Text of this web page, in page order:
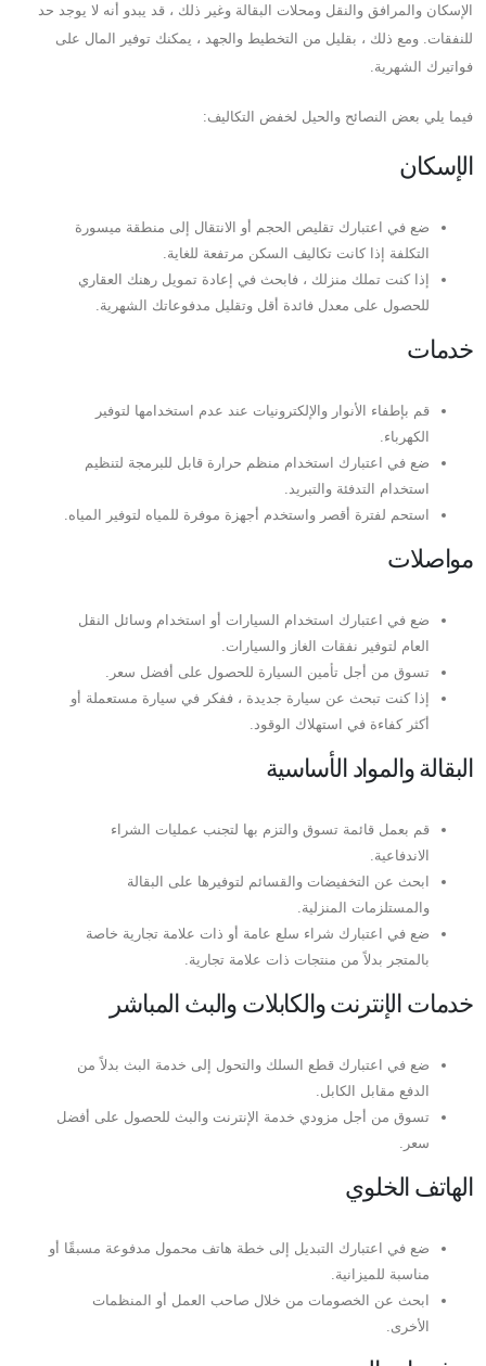
الإسكان والمرافق والنقل ومحلات البقالة وغير ذلك ، قد يبدو أنه لا يوجد حد
للنفقات. ومع ذلك ، بقليل من التخطيط والجهد ، يمكنك توفير المال على
فواتيرك الشهرية.
فيما يلي بعض النصائح والحيل لخفض التكاليف:
الإسكان
ضع في اعتبارك تقليص الحجم أو الانتقال إلى منطقة ميسورة
التكلفة إذا كانت تكاليف السكن مرتفعة للغاية.
إذا كنت تملك منزلك ، فابحث في إعادة تمويل رهنك العقاري
للحصول على معدل فائدة أقل وتقليل مدفوعاتك الشهرية.
خدمات
قم بإطفاء الأنوار والإلكترونيات عند عدم استخدامها لتوفير
الكهرباء.
ضع في اعتبارك استخدام منظم حرارة قابل للبرمجة لتنظيم
استخدام التدفئة والتبريد.
استحم لفترة أقصر واستخدم أجهزة موفرة للمياه لتوفير المياه.
مواصلات
ضع في اعتبارك استخدام السيارات أو استخدام وسائل النقل
العام لتوفير نفقات الغاز والسيارات.
تسوق من أجل تأمين السيارة للحصول على أفضل سعر.
إذا كنت تبحث عن سيارة جديدة ، ففكر في سيارة مستعملة أو
أكثر كفاءة في استهلاك الوقود.
البقالة والمواد الأساسية
قم بعمل قائمة تسوق والتزم بها لتجنب عمليات الشراء
الاندفاعية.
ابحث عن التخفيضات والقسائم لتوفيرها على البقالة
والمستلزمات المنزلية.
ضع في اعتبارك شراء سلع عامة أو ذات علامة تجارية خاصة
بالمتجر بدلاً من منتجات ذات علامة تجارية.
خدمات الإنترنت والكابلات والبث المباشر
ضع في اعتبارك قطع السلك والتحول إلى خدمة البث بدلاً من
الدفع مقابل الكابل.
تسوق من أجل مزودي خدمة الإنترنت والبث للحصول على أفضل
سعر.
الهاتف الخلوي
ضع في اعتبارك التبديل إلى خطة هاتف محمول مدفوعة مسبقًا أو
مناسبة للميزانية.
ابحث عن الخصومات من خلال صاحب العمل أو المنظمات
الأخرى.